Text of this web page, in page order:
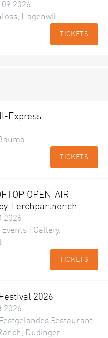
Hagenwil
TICKETS
Express
TICKETS
OPEN-AIR
Lerchpartner.ch
| Gallery,
TICKETS
2026
Restaurant
Düdingen